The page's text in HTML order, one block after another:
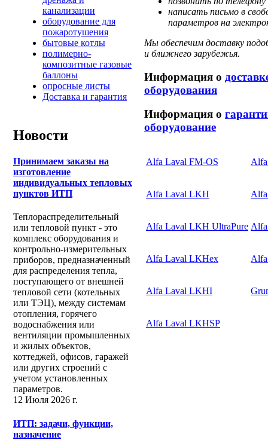
канализации
оборудование для
пожаротушения
бытовые котлы
полимерно-
композитные газовые
баллоны
опросные листы
Доставка и гарантия
Новости
Принимаем заказы на
изготовление
индивидуальных тепловых
пунктов ИТП
Теплораспределительный
или тепловой пункт - это
комплекс оборудования и
контрольно-измерительных
приборов, предназначенный
для распределения тепла,
поступающего от внешней
тепловой сети (котельных
или ТЭЦ), между системам
отопления, горячего
водоснабжения или
вентиляции промышленных
и жилых объектов,
коттеджей, офисов, гаражей
или других строений с
учетом установленных
параметров.
12 Июля 2026 г.
ИТП: задачи, функции,
назначение
написать письмо в
параметров на
Мы обеспечим доставку
и ближнего зарубежья.
Информация о
оборудования
Информация о
оборудование
Alfa Laval FM-OS
Alfa Laval LKH
Alfa Laval LKH UltraPure
Alfa Laval LKHex
Alfa Laval LKHI
Alfa Laval LKHSP